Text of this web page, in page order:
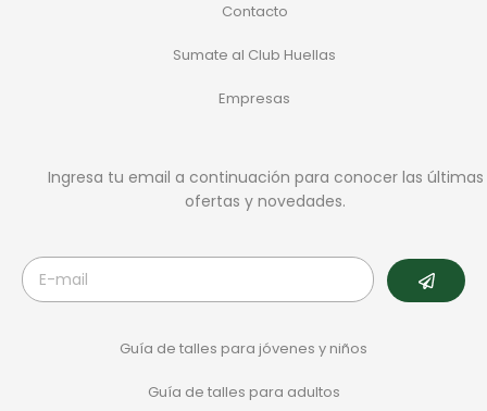
Contacto
Sumate al Club Huellas
Empresas
Ingresa tu email a continuación para conocer las últimas
ofertas y novedades.
Guía de talles para jóvenes y niños
Guía de talles para adultos